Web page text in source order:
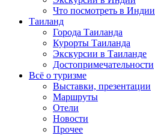
Что посмотреть в Индии
Таиланд
Города Таиланда
Курорты Таиланда
Экскурсии в Таиланде
Достопримечательности
Всё о туризме
Выставки, презентации
Маршруты
Отели
Новости
Прочее